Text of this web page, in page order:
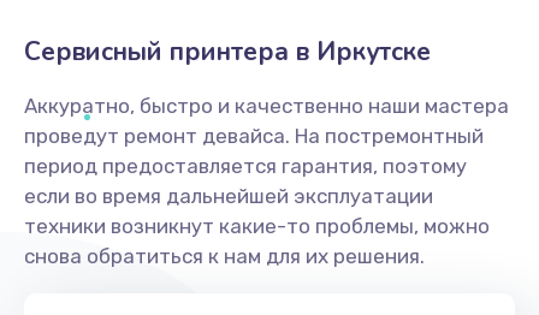
Сервисный принтера в Иркутске
Аккуратно, быстро и качественно наши мастера
проведут ремонт девайса. На постремонтный
период предоставляется гарантия, поэтому
если во время дальнейшей эксплуатации
техники возникнут какие-то проблемы, можно
снова обратиться к нам для их решения.